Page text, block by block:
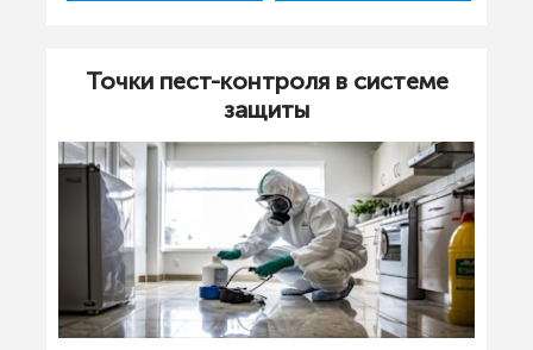
Точки пест-контроля в системе
защиты